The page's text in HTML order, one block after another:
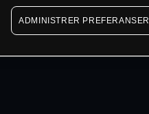
ADMINISTRER PREFERANSER